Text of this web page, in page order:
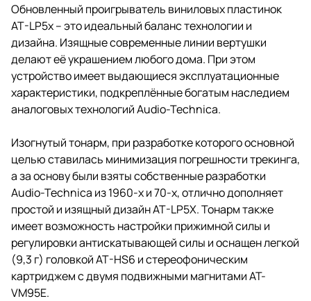
Обновленный проигрыватель виниловых пластинок
AT-LP5x – это идеальный баланс технологии и
дизайна. Изящные современные линии вертушки
делают её украшением любого дома. При этом
устройство имеет выдающиеся эксплуатационные
характеристики, подкреплённые богатым наследием
аналоговых технологий Audio-Technica.
Изогнутый тонарм, при разработке которого основной
целью ставилась минимизация погрешности трекинга,
а за основу были взяты собственные разработки
Audio-Technica из 1960-х и 70-х, отлично дополняет
простой и изящный дизайн AT-LP5X. Тонарм также
имеет возможность настройки прижимной силы и
регулировки антискатывающей силы и оснащен легкой
(9,3 г) головкой AT-HS6 и стереофоническим
картриджем с двумя подвижными магнитами AT-
VM95E.